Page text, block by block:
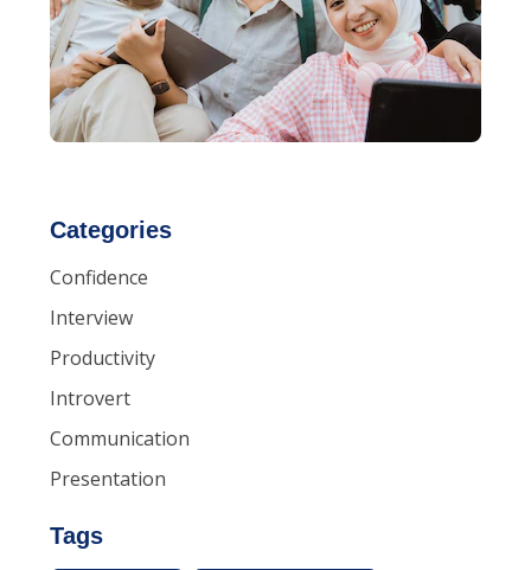
Categories
Confidence
Interview
Productivity
Introvert
Communication
Presentation
Tags